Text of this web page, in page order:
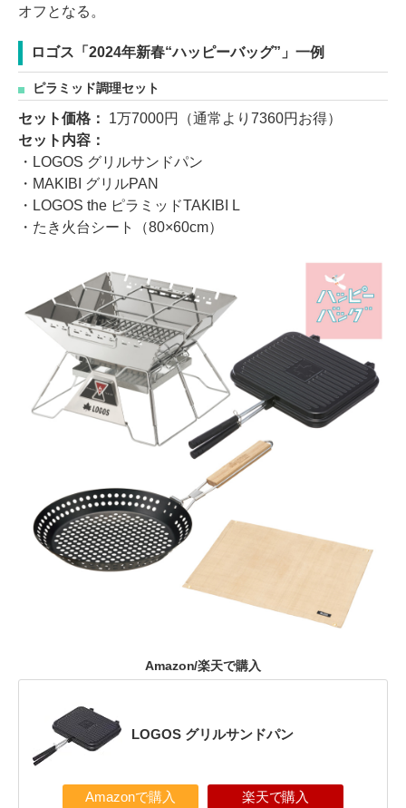
オフとなる。
ロゴス「2024年新春“ハッピーバッグ”」一例
ピラミッド調理セット
セット価格： 1万7000円（通常より7360円お得）
セット内容：
・LOGOS グリルサンドパン
・MAKIBI グリルPAN
・LOGOS the ピラミッドTAKIBI L
・たき火台シート（80×60cm）
Amazon/楽天で購入
LOGOS グリルサンドパン
Amazonで購入 楽天で購入